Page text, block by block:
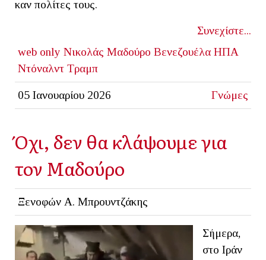
καν πολίτες τους.
Συνεχίστε...
web only Νικολάς Μαδούρο Βενεζουέλα ΗΠΑ
Ντόναλντ Τραμπ
05 Ιανουαρίου 2026 Γνώμες
Όχι, δεν θα κλάψουμε για
τον Μαδούρο
Ξενοφών Α. Μπρουντζάκης
Σήμερα,
στο Ιράν